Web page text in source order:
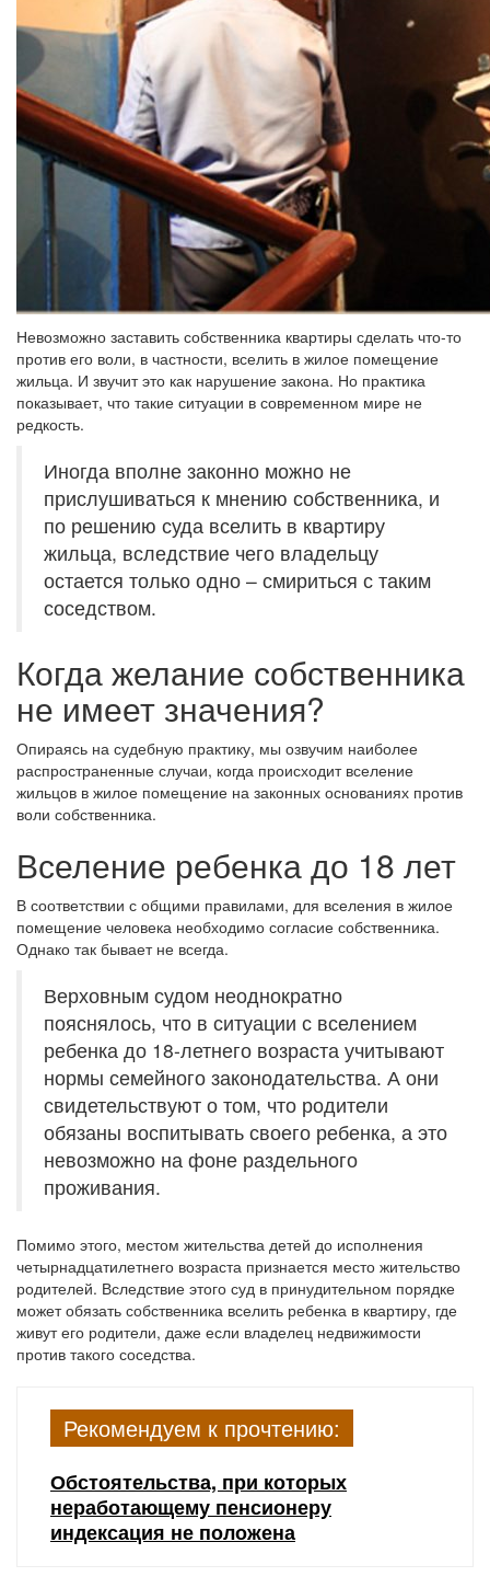
Невозможно заставить собственника квартиры сделать что-то
против его воли, в частности, вселить в жилое помещение
жильца. И звучит это как нарушение закона. Но практика
показывает, что такие ситуации в современном мире не
редкость.
Иногда вполне законно можно не
прислушиваться к мнению собственника, и
по решению суда вселить в квартиру
жильца, вследствие чего владельцу
остается только одно – смириться с таким
соседством.
Когда желание собственника
не имеет значения?
Опираясь на судебную практику, мы озвучим наиболее
распространенные случаи, когда происходит вселение
жильцов в жилое помещение на законных основаниях против
воли собственника.
Вселение ребенка до 18 лет
В соответствии с общими правилами, для вселения в жилое
помещение человека необходимо согласие собственника.
Однако так бывает не всегда.
Верховным судом неоднократно
пояснялось, что в ситуации с вселением
ребенка до 18-летнего возраста учитывают
нормы семейного законодательства. А они
свидетельствуют о том, что родители
обязаны воспитывать своего ребенка, а это
невозможно на фоне раздельного
проживания.
Помимо этого, местом жительства детей до исполнения
четырнадцатилетнего возраста признается место жительство
родителей. Вследствие этого суд в принудительном порядке
может обязать собственника вселить ребенка в квартиру, где
живут его родители, даже если владелец недвижимости
против такого соседства.
Рекомендуем к прочтению:
Обстоятельства, при которых
неработающему пенсионеру
индексация не положена